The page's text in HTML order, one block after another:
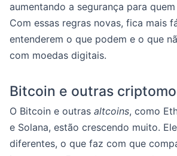
aumentando a segurança para
Com essas regras novas, fica mais
entenderem o que podem e o que
com moedas digitais.
Bitcoin e outras
O Bitcoin e outras altcoins, como
e Solana, estão crescendo muito.
diferentes, o que faz com que